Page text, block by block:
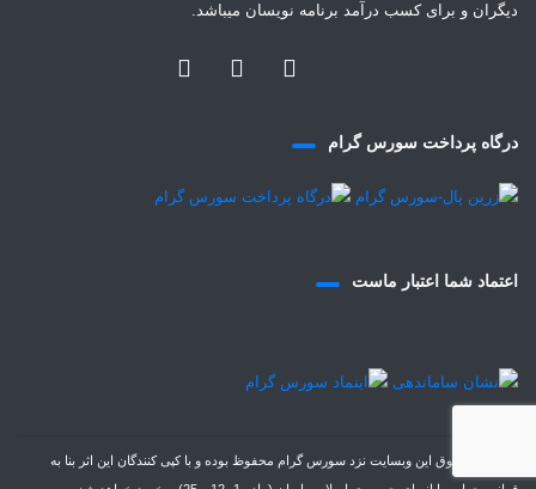
دیگران و برای کسب درآمد برنامه نویسان میباشد.
درگاه پرداخت سورس گرام
اعتماد شما اعتبار ماست
© تمامی حقوق این وبسایت نزد سورس گرام محفوظ بوده و با کپی کنندگان این اثر بنا به